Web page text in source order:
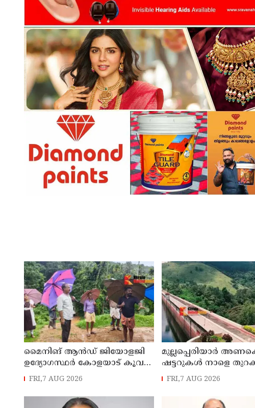
മൈനിങ് ആൻഡ്​ ജിയോളജി
ഉദ്യോഗസ്ഥർ കോളയാട് കൂവ
ഉന്നതി സന്ദർശിച്ചു
FRI,7 AUG 2026
മുല്ലപ്പെരിയാർ
ഷട്ടറുകൾ നാളെ
FRI,7 AUG 2026